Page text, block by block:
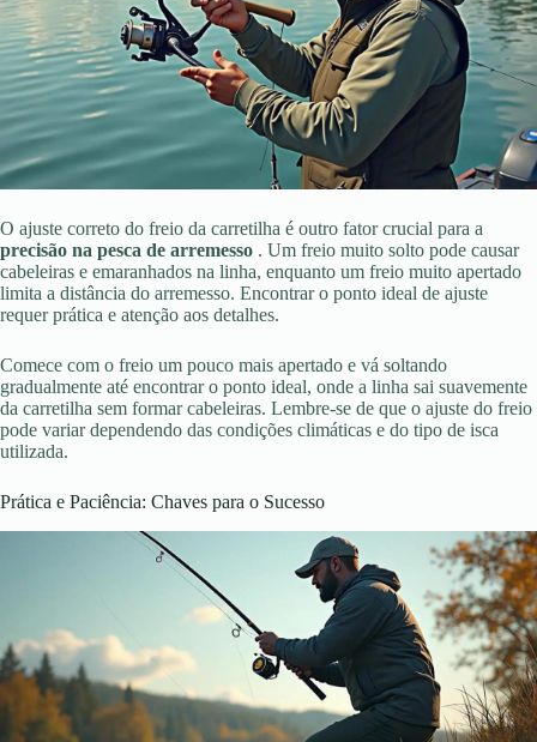
O ajuste correto do freio da carretilha é outro fator crucial para a
precisão na pesca de arremesso . Um freio muito solto pode causar
cabeleiras e emaranhados na linha, enquanto um freio muito apertado
limita a distância do arremesso. Encontrar o ponto ideal de ajuste
requer prática e atenção aos detalhes.
Comece com o freio um pouco mais apertado e vá soltando
gradualmente até encontrar o ponto ideal, onde a linha sai suavemente
da carretilha sem formar cabeleiras. Lembre-se de que o ajuste do freio
pode variar dependendo das condições climáticas e do tipo de isca
utilizada.
Prática e Paciência: Chaves para o Sucesso